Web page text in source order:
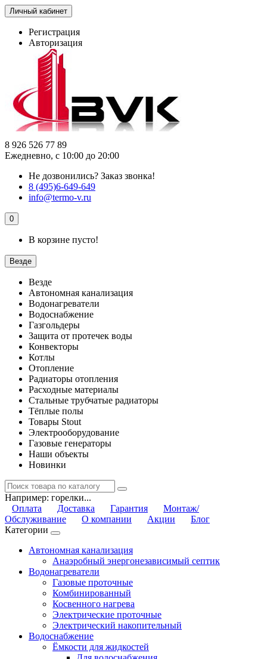
Личный кабинет
Регистрация
Авторизация
8 926 526 77 89
Ежедневно, с 10:00 до 20:00
Не дозвонились? Заказ звонка!
8 (495)6-649-649
info@termo-v.ru
0
В корзине пусто!
Везде
Везде
Автономная канализация
Водонагреватели
Водоснабжение
Газгольдеры
Защита от протечек воды
Конвекторы
Котлы
Отопление
Радиаторы отопления
Расходные материалы
Стальные трубчатые радиаторы
Тёплые полы
Товары Stout
Электрооборудование
Газовые генераторы
Наши объекты
Новинки
Например: горелки...
Оплата
Доставка Гарантия
Монтаж/
Обслуживание
О компании Акции
Блог
Категории
Автономная канализация
Анаэробный энергонезависимый септик
Водонагреватели
Газовые проточные
Комбинированный
Косвенного нагрева
Электрические проточные
Электрический накопительный
Водоснабжение
Ёмкости для жидкостей